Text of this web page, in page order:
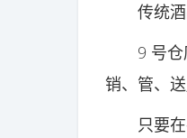
传统酒
9 号仓库
销、管、
只要在